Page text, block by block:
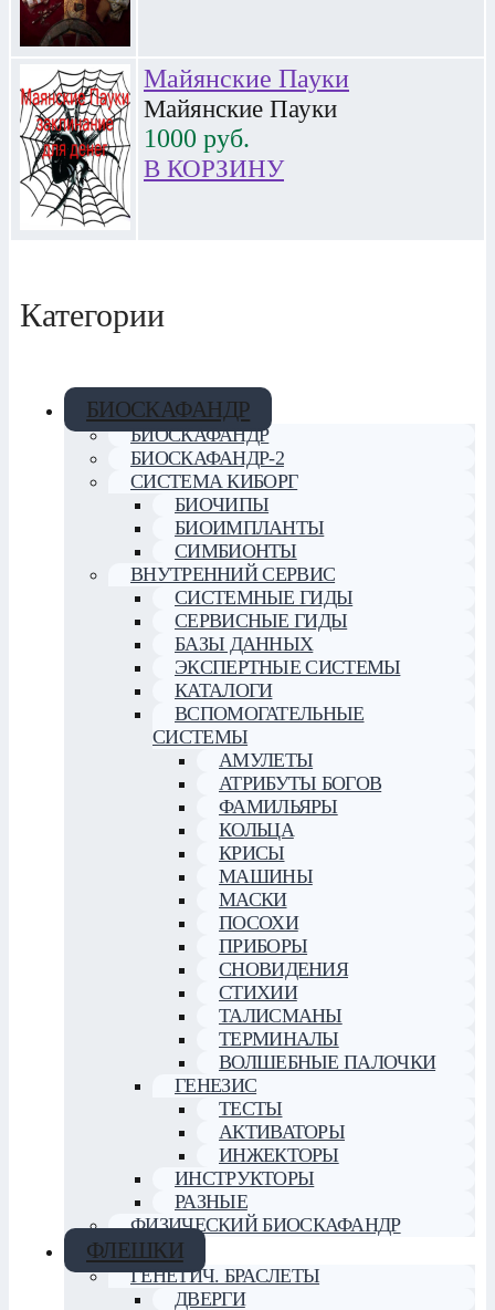
Майянские Пауки
Майянские Пауки
1000 руб.
В КОРЗИНУ
Категории
БИОСКАФАНДР
БИОСКАФАНДР
БИОСКАФАНДР-2
СИСТЕМА КИБОРГ
БИОЧИПЫ
БИОИМПЛАНТЫ
СИМБИОНТЫ
ВНУТРЕННИЙ СЕРВИС
СИСТЕМНЫЕ ГИДЫ
СЕРВИСНЫЕ ГИДЫ
БАЗЫ ДАННЫХ
ЭКСПЕРТНЫЕ СИСТЕМЫ
КАТАЛОГИ
ВСПОМОГАТЕЛЬНЫЕ
СИСТЕМЫ
АМУЛЕТЫ
АТРИБУТЫ БОГОВ
ФАМИЛЬЯРЫ
КОЛЬЦА
КРИСЫ
МАШИНЫ
МАСКИ
ПОСОХИ
ПРИБОРЫ
СНОВИДЕНИЯ
СТИХИИ
ТАЛИСМАНЫ
ТЕРМИНАЛЫ
ВОЛШЕБНЫЕ ПАЛОЧКИ
ГЕНЕЗИС
ТЕСТЫ
АКТИВАТОРЫ
ИНЖЕКТОРЫ
ИНСТРУКТОРЫ
РАЗНЫЕ
ФИЗИЧЕСКИЙ БИОСКАФАНДР
ФЛЕШКИ
ГЕНЕТИЧ. БРАСЛЕТЫ
ДВЕРГИ